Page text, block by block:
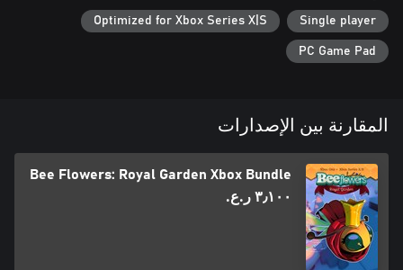
Single player
Optimized for Xbox Series X|S
PC Game Pad
المقارنة بين الإصدارات
Bee Flowers: Royal Garden Xbox Bundle
٣٫١٠٠ ر.ع.‏